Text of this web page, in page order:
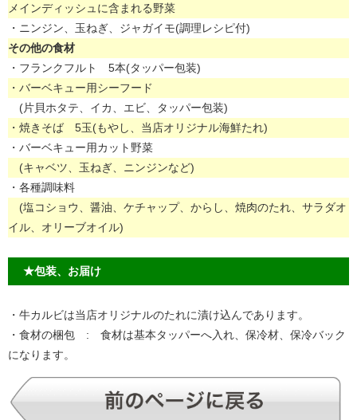
メインディッシュに含まれる野菜
・ニンジン、玉ねぎ、ジャガイモ(調理レシピ付)
その他の食材
・フランクフルト 5本(タッパー包装)
・バーベキュー用シーフード
(片貝ホタテ、イカ、エビ、タッパー包装)
・焼きそば 5玉(もやし、当店オリジナル海鮮たれ)
・バーベキュー用カット野菜
(キャベツ、玉ねぎ、ニンジンなど)
・各種調味料
(塩コショウ、醤油、ケチャップ、からし、焼肉のたれ、サラダオ
イル、オリーブオイル)
★包装、お届け
・牛カルビは当店オリジナルのたれに漬け込んであります。
・食材の梱包 : 食材は基本タッパーへ入れ、保冷材、保冷バック
になります。